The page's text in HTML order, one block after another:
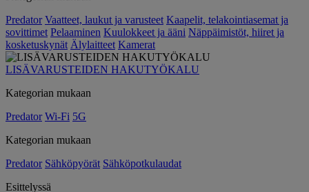
Predator Vaatteet, laukut ja varusteet Kaapelit, telakointiasemat ja
sovittimet Pelaaminen Kuulokkeet ja ääni Näppäimistöt, hiiret ja
kosketuskynät Älylaitteet Kamerat
LISÄVARUSTEIDEN HAKUTYÖKALU
Kategorian mukaan
Predator Wi-Fi 5G
Kategorian mukaan
Predator Sähköpyörät Sähköpotkulaudat
Esittelyssä